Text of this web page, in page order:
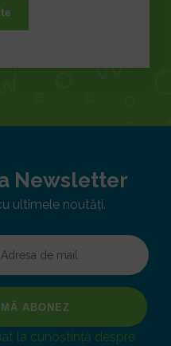
Newsletter
ultimele noutăți.
la cunoștință despre